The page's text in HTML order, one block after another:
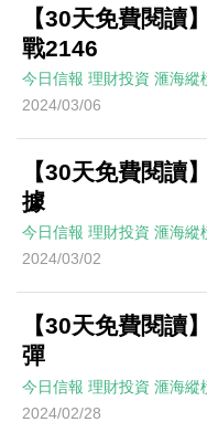
【30天免費閱讀
戰2146
今日信報 理財投資 滙海縱
2024/03/06
【30天免費閱讀
據
今日信報 理財投資 滙海縱
2024/03/02
【30天免費閱讀
彈
今日信報 理財投資 滙海縱
2024/02/28